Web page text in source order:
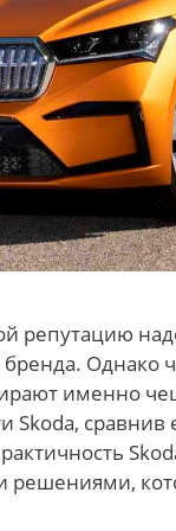
репутацию
Однако
именно
Skoda,
решениями,